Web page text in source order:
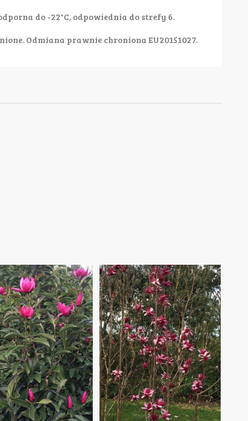
do -22°C, odpowiednia do strefy 6.
Odmiana prawnie chroniona EU20151027.